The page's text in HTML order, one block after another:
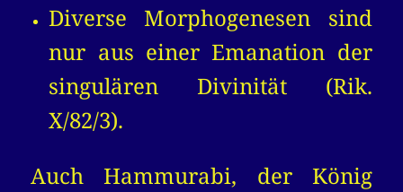
Diverse Morphogenesen sind
nur aus einer Emanation der
singulären Divinität (Rik.
X/82/3).
Auch Hammurabi, der König